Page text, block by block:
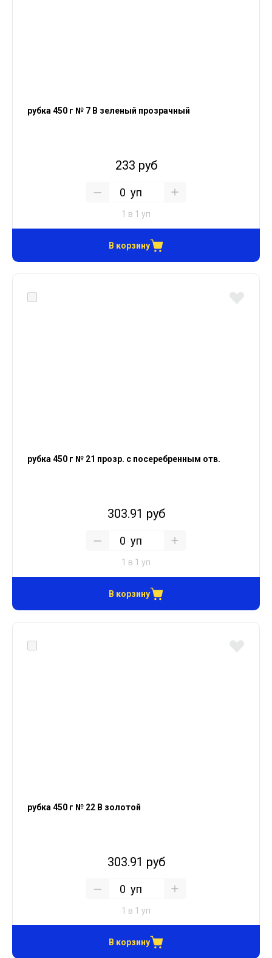
рубка 450 г № 7 В зеленый прозрачный
233 руб
уп
1 в 1 уп
В корзину
рубка 450 г № 21 прозр. с посеребренным отв.
303.91 руб
уп
1 в 1 уп
В корзину
рубка 450 г № 22 В золотой
303.91 руб
уп
1 в 1 уп
В корзину